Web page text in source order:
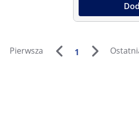
Pierwsza 1